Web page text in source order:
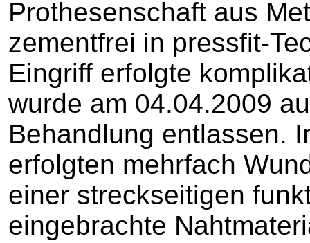
Prothesenschaft aus
zementfrei in pressfit-
Eingriff erfolgte
wurde am 04.04.2009
Behandlung entlassen.
erfolgten mehrfach
einer streckseitigen
eingebrachte